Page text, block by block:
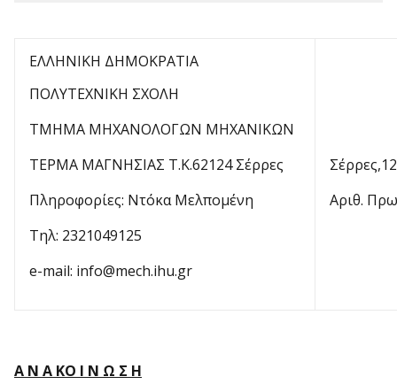
ΕΛΛΗΝΙΚΗ ΔΗΜΟΚΡΑΤΙΑ
ΠΟΛΥΤΕΧΝΙΚΗ ΣΧΟΛΗ
ΤΜΗΜΑ ΜΗΧΑΝΟΛΟΓΩΝ ΜΗΧΑΝΙΚΩΝ
ΤΕΡΜΑ ΜΑΓΝΗΣΙΑΣ Τ.Κ.62124 Σέρρες
Πληροφορίες: Ντόκα Μελπομένη
Τηλ: 2321049125
e-mail: info@mech.ihu.gr
Αριθ.
Α Ν Α ΚΟ Ι Ν Ω Σ Η